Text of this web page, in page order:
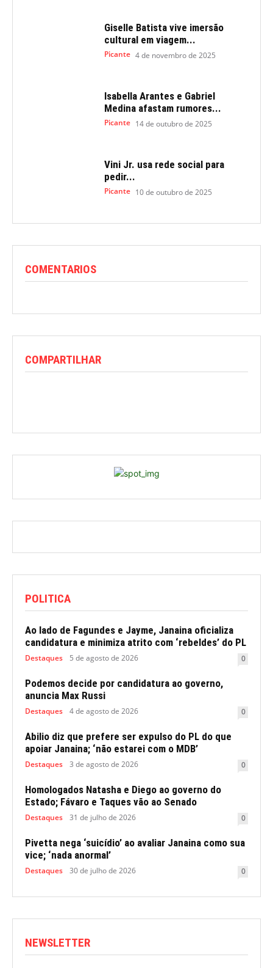
Giselle Batista vive imersão
cultural em viagem...
Picante 4 de novembro de 2025
Isabella Arantes e Gabriel
Medina afastam rumores...
Picante 14 de outubro de 2025
Vini Jr. usa rede social para
pedir...
Picante 10 de outubro de 2025
COMENTARIOS
COMPARTILHAR
POLITICA
Ao lado de Fagundes e Jayme, Janaina oficializa
candidatura e minimiza atrito com ‘rebeldes’ do PL
Destaques 5 de agosto de 2026 0
Podemos decide por candidatura ao governo,
anuncia Max Russi
Destaques 4 de agosto de 2026 0
Abilio diz que prefere ser expulso do PL do que
apoiar Janaina; ‘não estarei com o MDB’
Destaques 3 de agosto de 2026 0
Homologados Natasha e Diego ao governo do
Estado; Fávaro e Taques vão ao Senado
Destaques 31 de julho de 2026 0
Pivetta nega ‘suicídio’ ao avaliar Janaina como sua
vice; ‘nada anormal’
Destaques 30 de julho de 2026 0
NEWSLETTER